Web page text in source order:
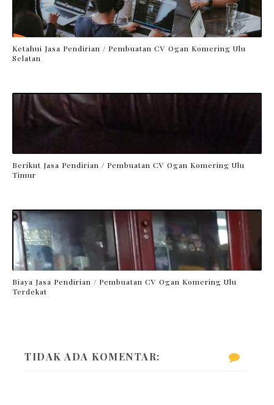
Ketahui Jasa Pendirian / Pembuatan CV Ogan Komering Ulu
Selatan
Berikut Jasa Pendirian / Pembuatan CV Ogan Komering Ulu
Timur
Biaya Jasa Pendirian / Pembuatan CV Ogan Komering Ulu
Terdekat
TIDAK ADA KOMENTAR: